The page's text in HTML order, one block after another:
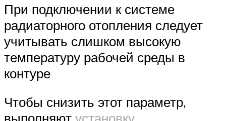
При подключении к системе
радиаторного отопления следует
учитывать слишком высокую
температуру рабочей среды в
контуре
Чтобы снизить этот параметр,